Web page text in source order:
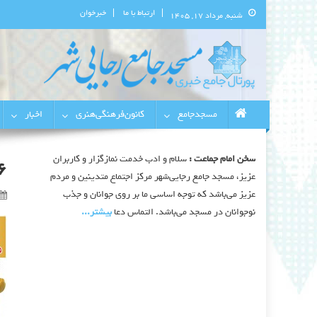
شنبه, مرداد ۱۷, ۱۴۰۵ ارتباط با ما خبرخوان
پورتال اطلاع‌رسانی مسجد
استان البرز
مسجدجامع
کانون‌فرهنگی‌هنری اخبار
سخن امام جماعت :سلام و ادب خدمت نمازگزار و کاربران
عزیز، مسجد جامع رجایی‌شهر مرکز اجتماع متدینین و مردم
عزیز می‌باشد که توجه اساسی ما بر روی جوانان و جذب
نوجوانان در مسجد می‌باشد. التماس دعابیشتر‫...‬